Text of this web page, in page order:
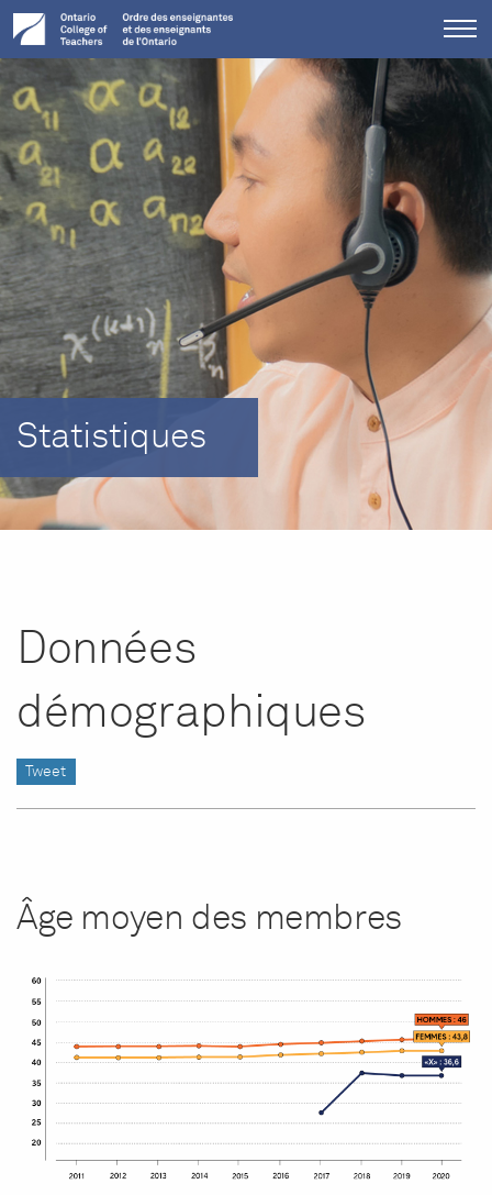
Statistiques
Données
démographiques
Tweet
Âge moyen des membres